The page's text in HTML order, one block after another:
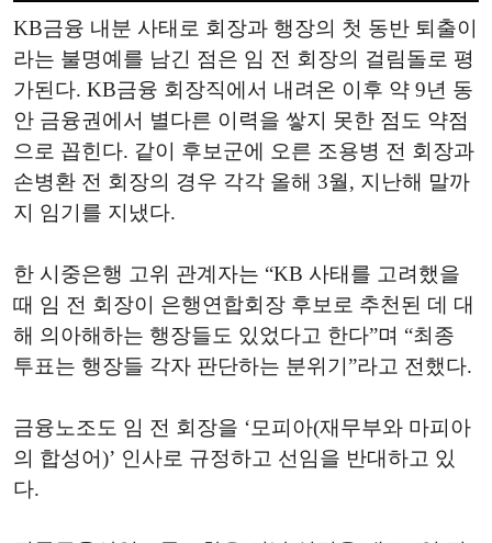
KB금융 내분 사태로 회장과 행장의 첫 동반 퇴출이
라는 불명예를 남긴 점은 임 전 회장의 걸림돌로 평
가된다. KB금융 회장직에서 내려온 이후 약 9년 동
안 금융권에서 별다른 이력을 쌓지 못한 점도 약점
으로 꼽힌다. 같이 후보군에 오른 조용병 전 회장과
손병환 전 회장의 경우 각각 올해 3월, 지난해 말까
지 임기를 지냈다.
한 시중은행 고위 관계자는 “KB 사태를 고려했을
때 임 전 회장이 은행연합회장 후보로 추천된 데 대
해 의아해하는 행장들도 있었다고 한다”며 “최종
투표는 행장들 각자 판단하는 분위기”라고 전했다.
금융노조도 임 전 회장을 ‘모피아(재무부와 마피아
의 합성어)’ 인사로 규정하고 선임을 반대하고 있
다.